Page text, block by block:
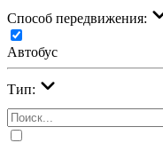
Cпособ передвижения:
Автобус
Тип: